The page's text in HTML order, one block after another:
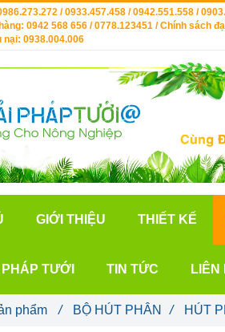
phẩm / BỘ HÚT PHÂN / HÚT
/ 0933.457.458 / 0942.551.558 /
0942 568 656 / 0778.123451 / Chính sách
nại: 0938.004.006
GIỚI THIỆU THIẾT KẾ
TƯỚI TIN TỨC LIÊN